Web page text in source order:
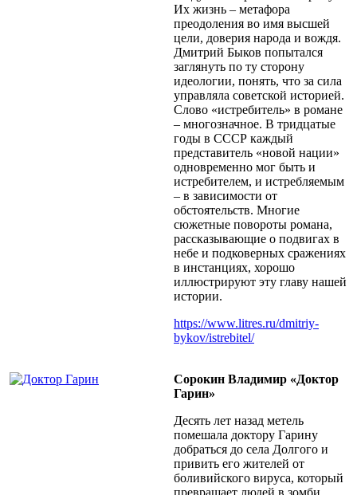
Их жизнь – метафора
преодоления во имя высшей
цели, доверия народа и вождя.
Дмитрий Быков попытался
заглянуть по ту сторону
идеологии, понять, что за сила
управляла советской историей.
Слово «истребитель» в романе
– многозначное. В тридцатые
годы в СССР каждый
представитель «новой нации»
одновременно мог быть и
истребителем, и истребляемым
– в зависимости от
обстоятельств. Многие
сюжетные повороты романа,
рассказывающие о подвигах в
небе и подковерных сражениях
в инстанциях, хорошо
иллюстрируют эту главу нашей
истории.
https://www.litres.ru/dmitriy-
bykov/istrebitel/
Сорокин Владимир «Доктор
Гарин»
Десять лет назад метель
помешала доктору Гарину
добраться до села Долгого и
привить его жителей от
боливийского вируса, который
превращает людей в зомби.